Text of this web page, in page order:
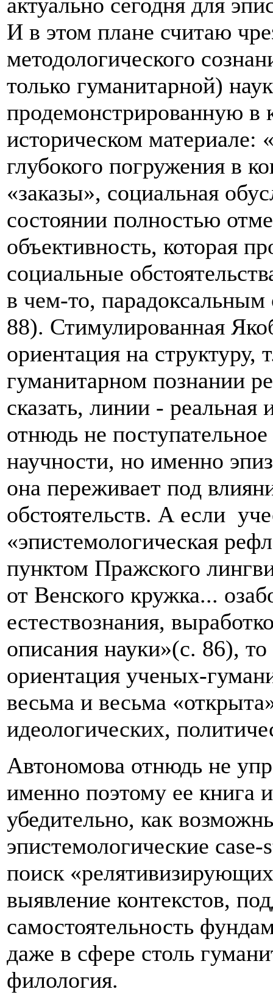
актуально сегодня для
И в этом плане считаю
методологического
только гуманитарной)
продемонстрированную в
историческом материале:
глубокого погружения в
«заказы», социальная
состоянии полностью
объективность, которая
социальные
в чем-то,
88). Стимулированная
ориентация на структуру,
гуманитарном познании
сказать, линии - реальная
отнюдь не
научности, но именно
она переживает под
обстоятельств. А если
«эпистемологическая
пунктом Пражского
от Венского кружка...
естествознания,
описания науки»(с. 86),
ориентация ученых-
весьма и весьма
идеологических,
Автономова отнюдь не
именно поэтому ее книга
убедительно, как
эпистемологические
поиск
выявление контекстов,
самостоятельность
даже в сфере столь
филология.